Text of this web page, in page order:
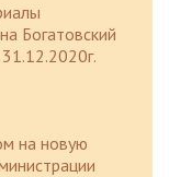
Богатовский
на новую